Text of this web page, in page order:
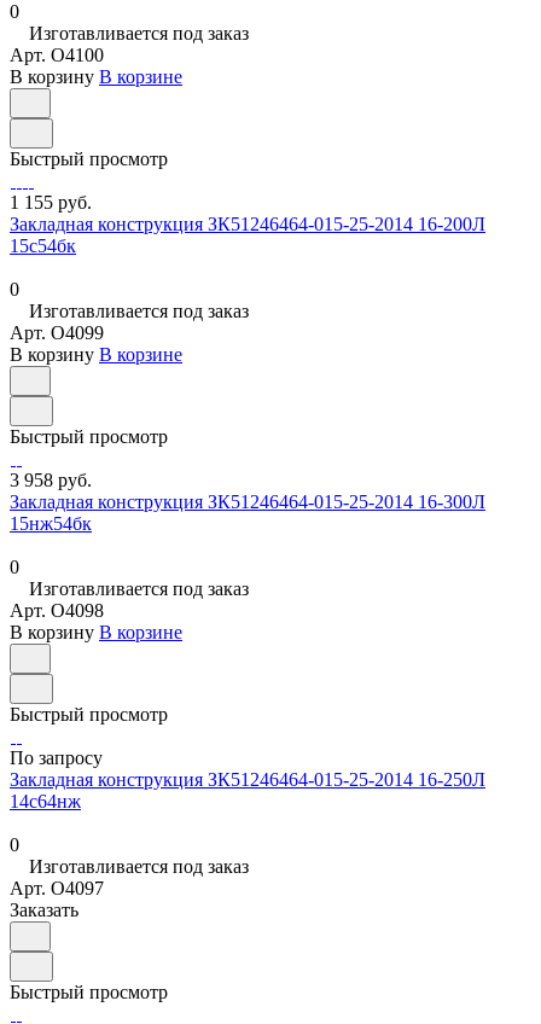
0
Изготавливается под заказ
Арт. O4100
В корзину В корзине
Быстрый просмотр
1 155 руб.
Закладная конструкция ЗК51246464-015-25-2014 16-200Л
15с54бк
0
Изготавливается под заказ
Арт. O4099
В корзину В корзине
Быстрый просмотр
3 958 руб.
Закладная конструкция ЗК51246464-015-25-2014 16-300Л
15нж54бк
0
Изготавливается под заказ
Арт. O4098
В корзину В корзине
Быстрый просмотр
По запросу
Закладная конструкция ЗК51246464-015-25-2014 16-250Л
14с64нж
0
Изготавливается под заказ
Арт. O4097
Заказать
Быстрый просмотр